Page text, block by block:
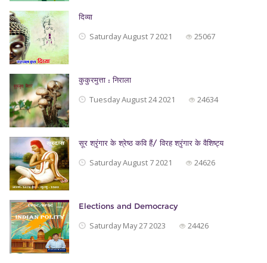
दिव्या
Saturday August 7 2021 25067
कुकुरमुत्ता : निराला
Tuesday August 24 2021 24634
सूर श्रृंगार के श्रेष्ठ कवि हैं/ विरह श्रृंगार के वैशिष्ट्य
Saturday August 7 2021 24626
Elections and Democracy
Saturday May 27 2023 24426